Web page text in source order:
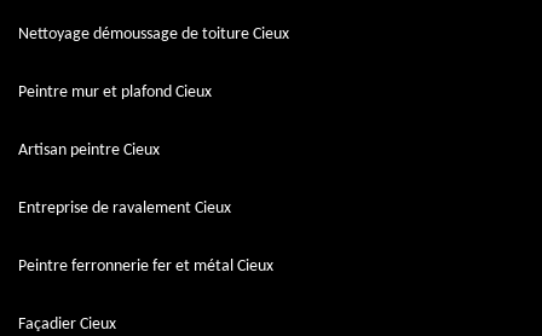
Nettoyage démoussage de toiture Cieux
Peintre mur et plafond Cieux
Artisan peintre Cieux
Entreprise de ravalement Cieux
Peintre ferronnerie fer et métal Cieux
Façadier Cieux